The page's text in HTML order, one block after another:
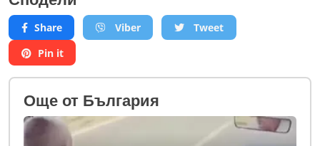
Share Viber
Tweet
Pin it
Oще от България